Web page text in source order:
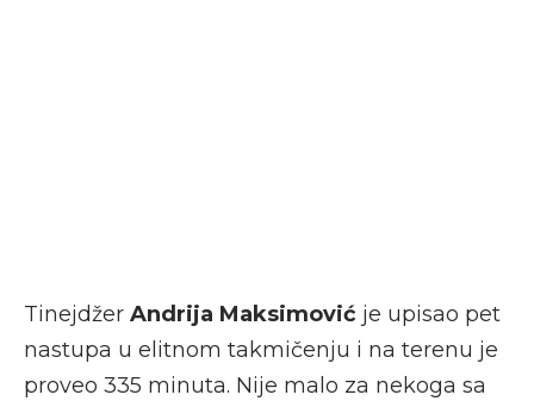
Tinejdžer Andrija Maksimović je upisao pet
nastupa u elitnom takmičenju i na terenu je
proveo 335 minuta. Nije malo za nekoga sa